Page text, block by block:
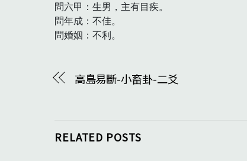
問六甲：生男，主有目疾。
問年成：不佳。
問婚姻：不利。
高島易斷-小畜卦-二爻
RELATED POSTS